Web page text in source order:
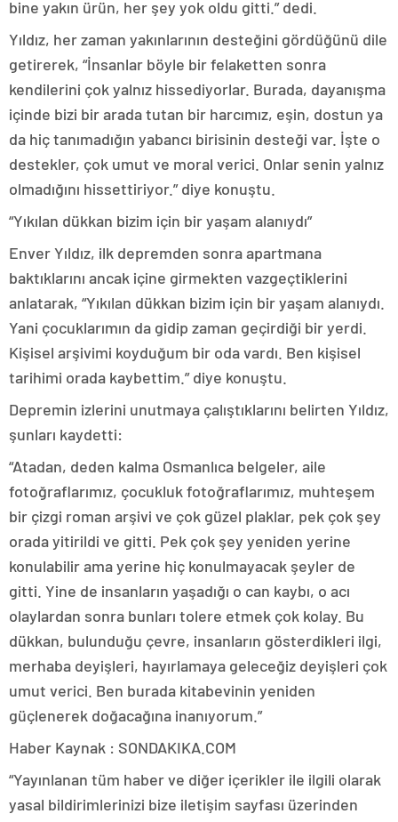
bine yakın ürün, her şey yok oldu gitti.” dedi.
Yıldız, her zaman yakınlarının desteğini gördüğünü dile
getirerek, “İnsanlar böyle bir felaketten sonra
kendilerini çok yalnız hissediyorlar. Burada, dayanışma
içinde bizi bir arada tutan bir harcımız, eşin, dostun ya
da hiç tanımadığın yabancı birisinin desteği var. İşte o
destekler, çok umut ve moral verici. Onlar senin yalnız
olmadığını hissettiriyor.” diye konuştu.
“Yıkılan dükkan bizim için bir yaşam alanıydı”
Enver Yıldız, ilk depremden sonra apartmana
baktıklarını ancak içine girmekten vazgeçtiklerini
anlatarak, “Yıkılan dükkan bizim için bir yaşam alanıydı.
Yani çocuklarımın da gidip zaman geçirdiği bir yerdi.
Kişisel arşivimi koyduğum bir oda vardı. Ben kişisel
tarihimi orada kaybettim.” diye konuştu.
Depremin izlerini unutmaya çalıştıklarını belirten Yıldız,
şunları kaydetti:
“Atadan, deden kalma Osmanlıca belgeler, aile
fotoğraflarımız, çocukluk fotoğraflarımız, muhteşem
bir çizgi roman arşivi ve çok güzel plaklar, pek çok şey
orada yitirildi ve gitti. Pek çok şey yeniden yerine
konulabilir ama yerine hiç konulmayacak şeyler de
gitti. Yine de insanların yaşadığı o can kaybı, o acı
olaylardan sonra bunları tolere etmek çok kolay. Bu
dükkan, bulunduğu çevre, insanların gösterdikleri ilgi,
merhaba deyişleri, hayırlamaya geleceğiz deyişleri çok
umut verici. Ben burada kitabevinin yeniden
güçlenerek doğacağına inanıyorum.”
Haber Kaynak : SONDAKIKA.COM
“Yayınlanan tüm haber ve diğer içerikler ile ilgili olarak
yasal bildirimlerinizi bize iletişim sayfası üzerinden